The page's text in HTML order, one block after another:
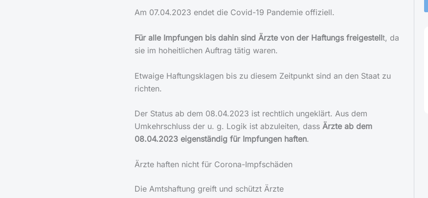
Am 07.04.2023 endet die Covid-19 Pandemie offiziell.
Für alle Impfungen bis dahin sind Ärzte von der Haftungs freigestellt, da
sie im hoheitlichen Auftrag tätig waren.
Etwaige Haftungsklagen bis zu diesem Zeitpunkt sind an den Staat zu
richten.
Der Status ab dem 08.04.2023 ist rechtlich ungeklärt. Aus dem
Umkehrschluss der u. g. Logik ist abzuleiten, dass Ärzte ab dem
08.04.2023 eigenständig für Impfungen haften.
Ärzte haften nicht für Corona-Impfschäden
Die Amtshaftung greift und schützt Ärzte